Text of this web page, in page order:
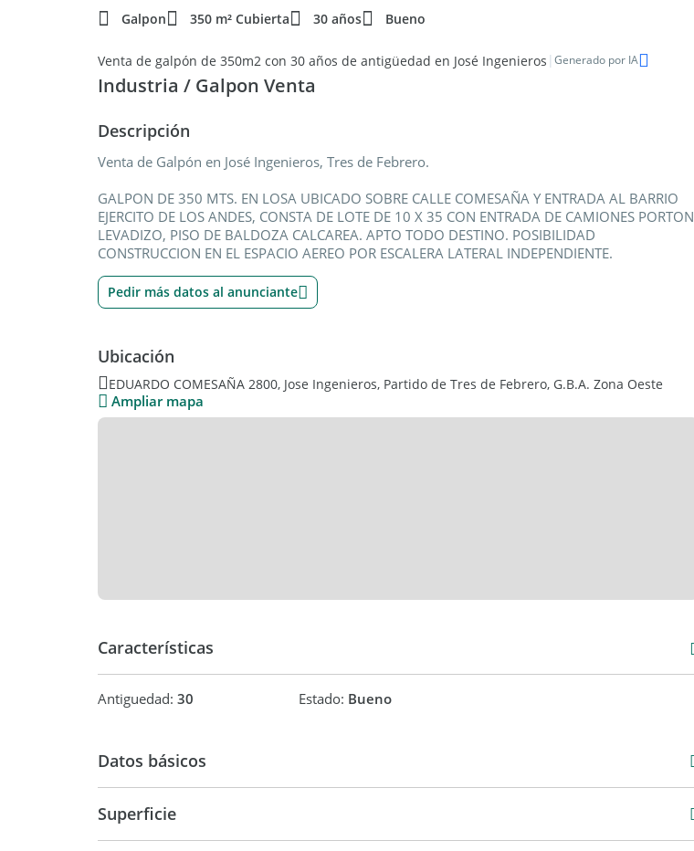
Galpon 350 m² Cubierta 30 años Bueno
Venta de galpón de 350m2 con 30 años de antigüedad en José Ingenieros | Generado por IA
Industria / Galpon Venta
Descripción
Venta de Galpón en José Ingenieros, Tres de Febrero.
GALPON DE 350 MTS. EN LOSA UBICADO SOBRE CALLE COMESAÑA Y ENTRADA AL BARRIO
EJERCITO DE LOS ANDES, CONSTA DE LOTE DE 10 X 35 CON ENTRADA DE CAMIONES PORTON
LEVADIZO, PISO DE BALDOZA CALCAREA. APTO TODO DESTINO. POSIBILIDAD
CONSTRUCCION EN EL ESPACIO AEREO POR ESCALERA LATERAL INDEPENDIENTE.
Pedir más datos al anunciante
Ubicación
EDUARDO COMESAÑA 2800, Jose Ingenieros, Partido de Tres de Febrero, G.B.A. Zona Oeste
Ampliar mapa
Características
Antiguedad: 30 Estado: Bueno
Datos básicos
Superficie